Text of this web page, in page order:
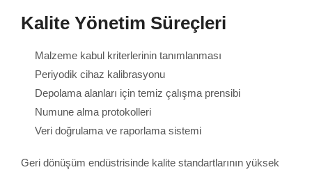
Kalite Yönetim Süreçleri
Malzeme kabul kriterlerinin tanımlanması
Periyodik cihaz kalibrasyonu
Depolama alanları için temiz çalışma prensibi
Numune alma protokolleri
Veri doğrulama ve raporlama sistemi
Geri dönüşüm endüstrisinde kalite standartlarının yüksek